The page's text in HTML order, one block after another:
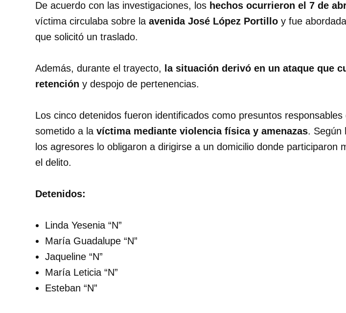
De acuerdo con las investigaciones, los hechos ocurrieron el 7 de
víctima circulaba sobre la avenida José López Portillo y fue
que solicitó un traslado.
Además, durante el trayecto,
la situación derivó en un ataque que
retención y despojo de pertenencias.
Los cinco detenidos fueron identificados como presuntos responsables
sometido a la víctima mediante violencia física y amenazas. Según
los agresores lo obligaron a dirigirse a un domicilio donde participaron
el delito.
Detenidos:
Linda Yesenia “N”
María Guadalupe “N”
Jaqueline “N”
María Leticia “N”
Esteban “N”